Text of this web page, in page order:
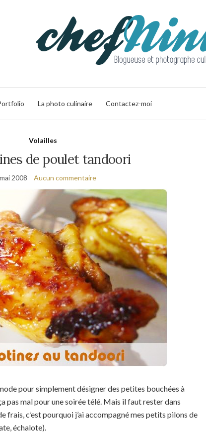
La photo culinaire Contactez-moi
Volailles
de poulet tandoori
2008 Aucun commentaire
pour simplement désigner des petites bouchées à
pas mal pour une soirée télé. Mais il faut rester dans
frais, c’est pourquoi j’ai accompagné mes petits pilons de
échalote).